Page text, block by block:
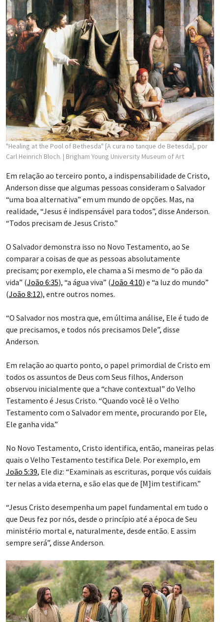
"Healing at the Pool of Bethesda" [A cura no tanque de Betesda], por
Carl Heinrich Bloch. | Brigham Young University Museum of Art
Em relação ao terceiro ponto, a indispensabilidade de Cristo,
Anderson disse que algumas pessoas consideram o Salvador
“uma boa alternativa” em um mundo de opções. Mas, na
realidade, “Jesus é indispensável para todos”, disse Anderson.
“Todos precisam de Jesus Cristo.”
O Salvador demonstra isso no Novo Testamento, ao Se
comparar a coisas de que as pessoas absolutamente
precisam; por exemplo, ele chama a Si mesmo de “o pão da
vida” (João 6:35), “a água viva” (João 4:10) e “a luz do mundo”
(João 8:12), entre outros nomes.
“O Salvador nos mostra que, em última análise, Ele é tudo de
que precisamos, e todos nós precisamos Dele”, disse
Anderson.
Em relação ao quarto ponto, o papel primordial de Cristo em
todos os assuntos de Deus com Seus filhos, Anderson
observou inicialmente que a “chave contextual” do Velho
Testamento é Jesus Cristo. “Quando você lê o Velho
Testamento com o Salvador em mente, procurando por Ele,
Ele ganha vida.”
No Novo Testamento, Cristo identifica, então, maneiras pelas
quais o Velho Testamento testifica Dele. Por exemplo, em
João 5:39, Ele diz: “Examinais as escrituras, porque vós cuidais
ter nelas a vida eterna, e são elas que de [M]im testificam.”
“Jesus Cristo desempenha um papel fundamental em tudo o
que Deus fez por nós, desde o princípio até a época de Seu
ministério mortal e, naturalmente, desde então. E assim
sempre será”, disse Anderson.